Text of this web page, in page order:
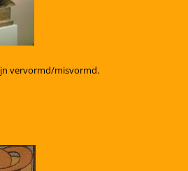
vervormd/misvormd.